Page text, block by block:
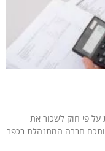
פי חוק לשכור את
חברה המתנהלת בכפר